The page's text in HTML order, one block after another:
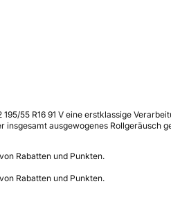
55 R16 91 V eine erstklassige
ausgewogenes Rollgeräusch
Rabatten und Punkten.
Rabatten und Punkten.